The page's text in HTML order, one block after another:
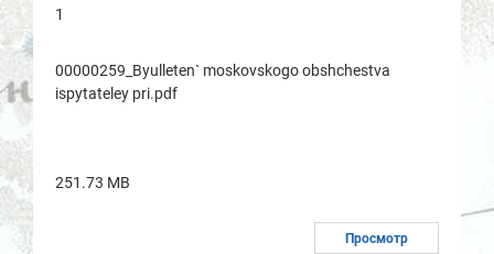
1
00000259_Byulleten` moskovskogo obshchestvа
ispytаteley pri.pdf
251.73 MB
Просмотр